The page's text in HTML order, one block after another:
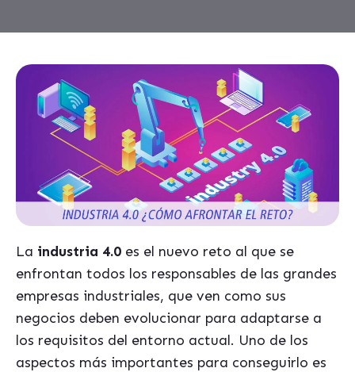
La industria 4.0 es el nuevo reto al que se
enfrontan todos los responsables de las grandes
empresas industriales, que ven como sus
negocios deben evolucionar para adaptarse a
los requisitos del entorno actual. Uno de los
aspectos más importantes para conseguirlo es